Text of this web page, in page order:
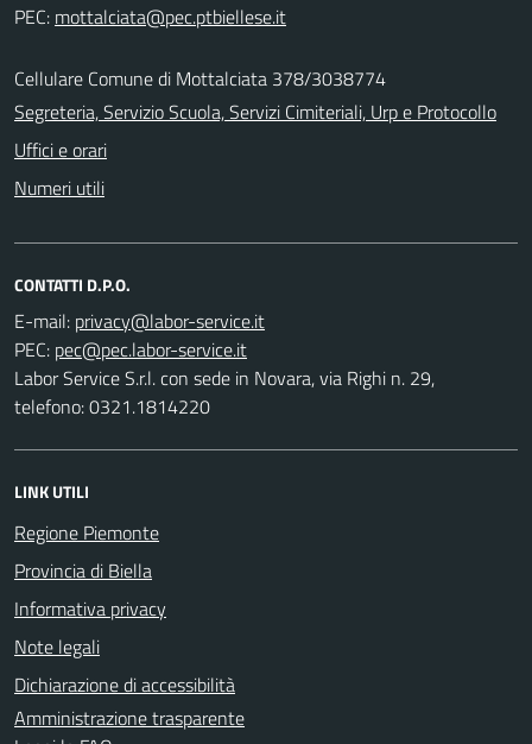
PEC:
Cellulare Comune di Mottalciata 378/3038774
Segreteria, Servizio Scuola, Servizi Cimiteriali, Urp e Protocollo
Uffici e orari
Numeri utili
CONTATTI D.P.O.
E-mail:
PEC:
Labor Service S.r.l. con sede in Novara, via Righi n. 29,
telefono: 0321.1814220
LINK UTILI
Regione Piemonte
Provincia di Biella
Informativa privacy
Note legali
Dichiarazione di accessibilità
Amministrazione trasparente